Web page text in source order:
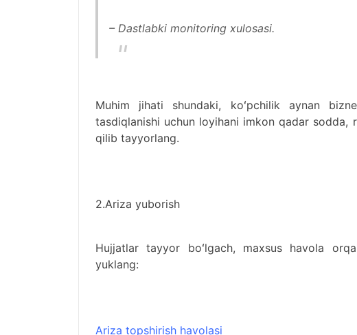
– Dastlabki monitoring xulosasi.
Muhim jihati shundaki, koʻpchilik aynan
tasdiqlanishi uchun loyihani imkon qadar sodda,
qilib tayyorlang.
2.Ariza yuborish
Hujjatlar tayyor boʻlgach, maxsus havola
yuklang:
Ariza topshirish havolasi